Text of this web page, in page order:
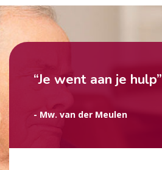
“Je went aan je hulp”
- Mw. van der Meulen